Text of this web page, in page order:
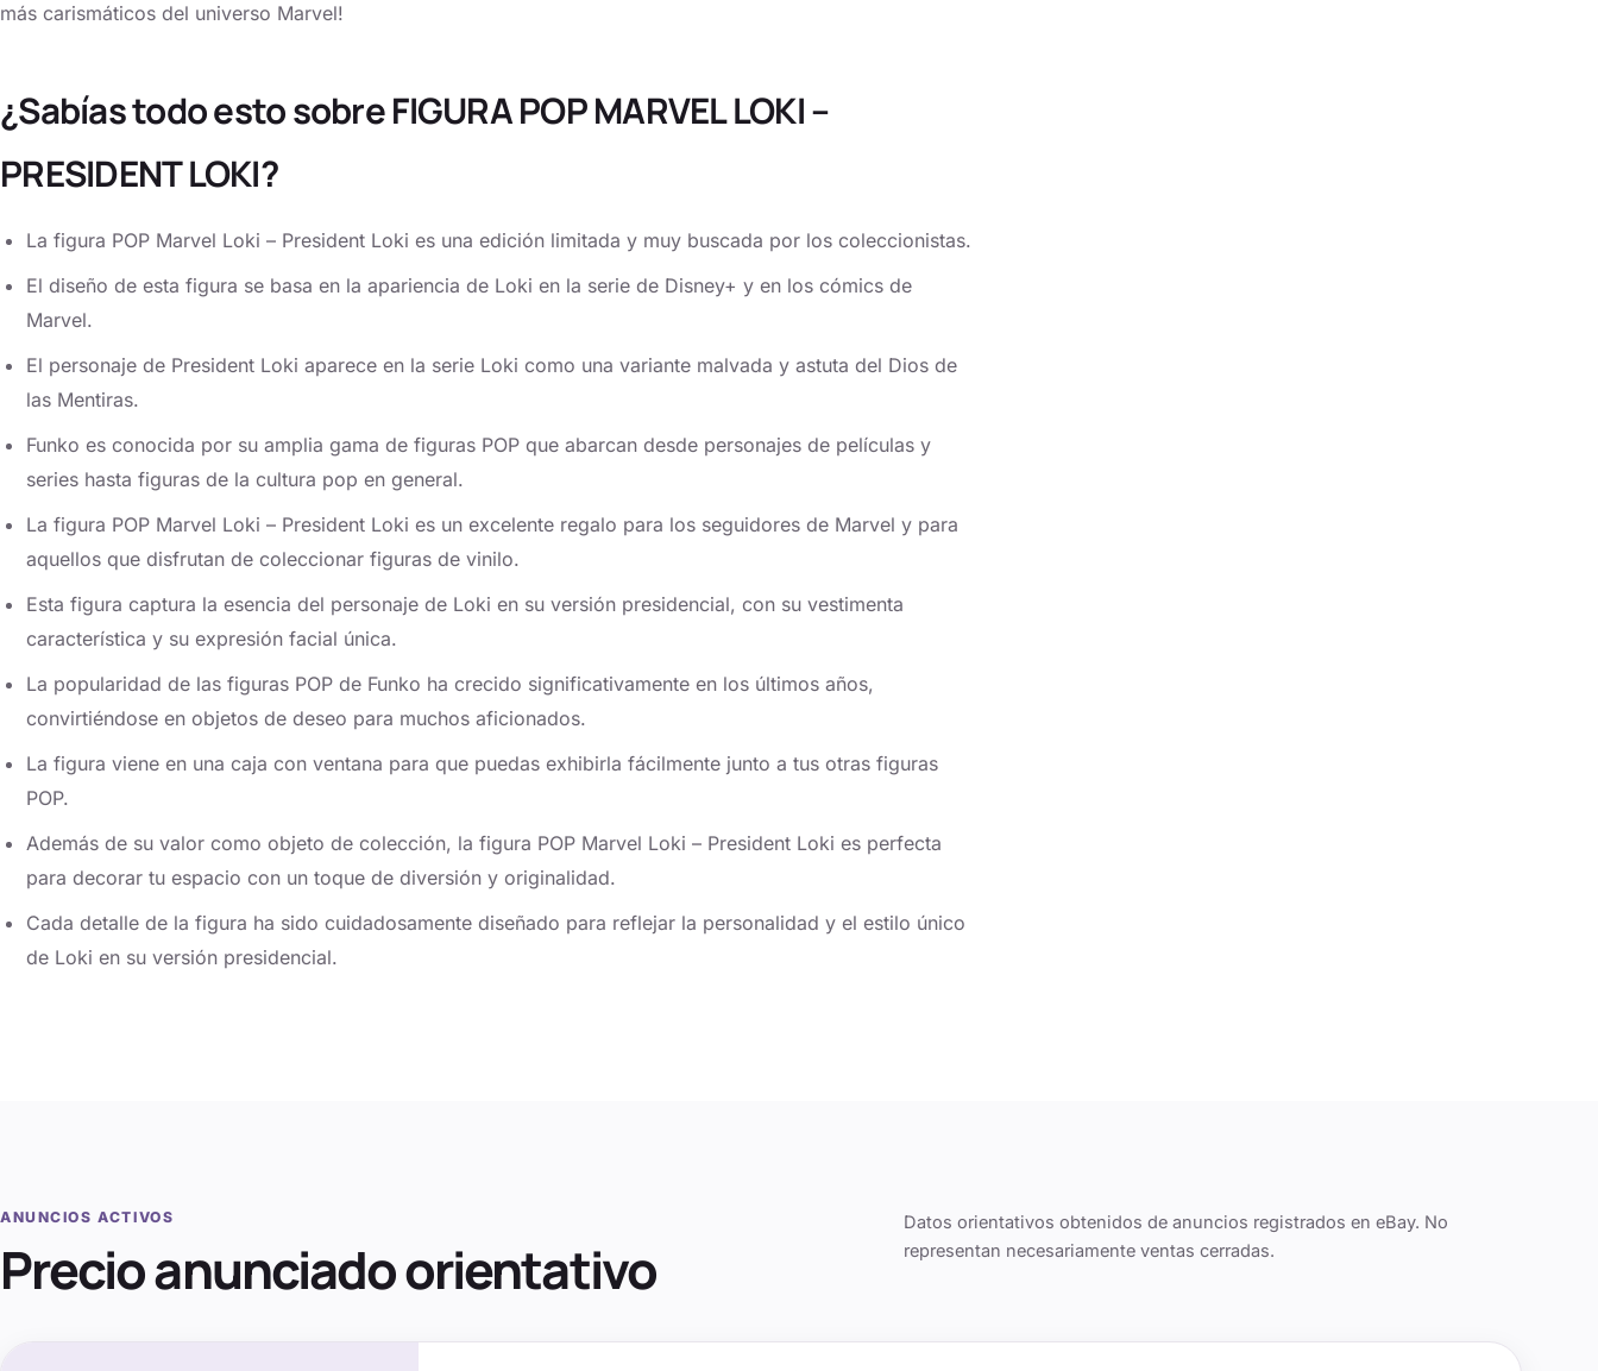
más carismáticos del universo Marvel!
¿Sabías todo esto sobre FIGURA POP MARVEL LOKI –
PRESIDENT LOKI?
La figura POP Marvel Loki – President Loki es una edición limitada y muy buscada por los coleccionistas.
El diseño de esta figura se basa en la apariencia de Loki en la serie de Disney+ y en los cómics de
Marvel.
El personaje de President Loki aparece en la serie Loki como una variante malvada y astuta del Dios de
las Mentiras.
Funko es conocida por su amplia gama de figuras POP que abarcan desde personajes de películas y
series hasta figuras de la cultura pop en general.
La figura POP Marvel Loki – President Loki es un excelente regalo para los seguidores de Marvel y para
aquellos que disfrutan de coleccionar figuras de vinilo.
Esta figura captura la esencia del personaje de Loki en su versión presidencial, con su vestimenta
característica y su expresión facial única.
La popularidad de las figuras POP de Funko ha crecido significativamente en los últimos años,
convirtiéndose en objetos de deseo para muchos aficionados.
La figura viene en una caja con ventana para que puedas exhibirla fácilmente junto a tus otras figuras
POP.
Además de su valor como objeto de colección, la figura POP Marvel Loki – President Loki es perfecta
para decorar tu espacio con un toque de diversión y originalidad.
Cada detalle de la figura ha sido cuidadosamente diseñado para reflejar la personalidad y el estilo único
de Loki en su versión presidencial.
ANUNCIOS ACTIVOS
Precio anunciado orientativo
Datos orientativos obtenidos de anuncios registrados en eBay. No
representan necesariamente ventas cerradas.